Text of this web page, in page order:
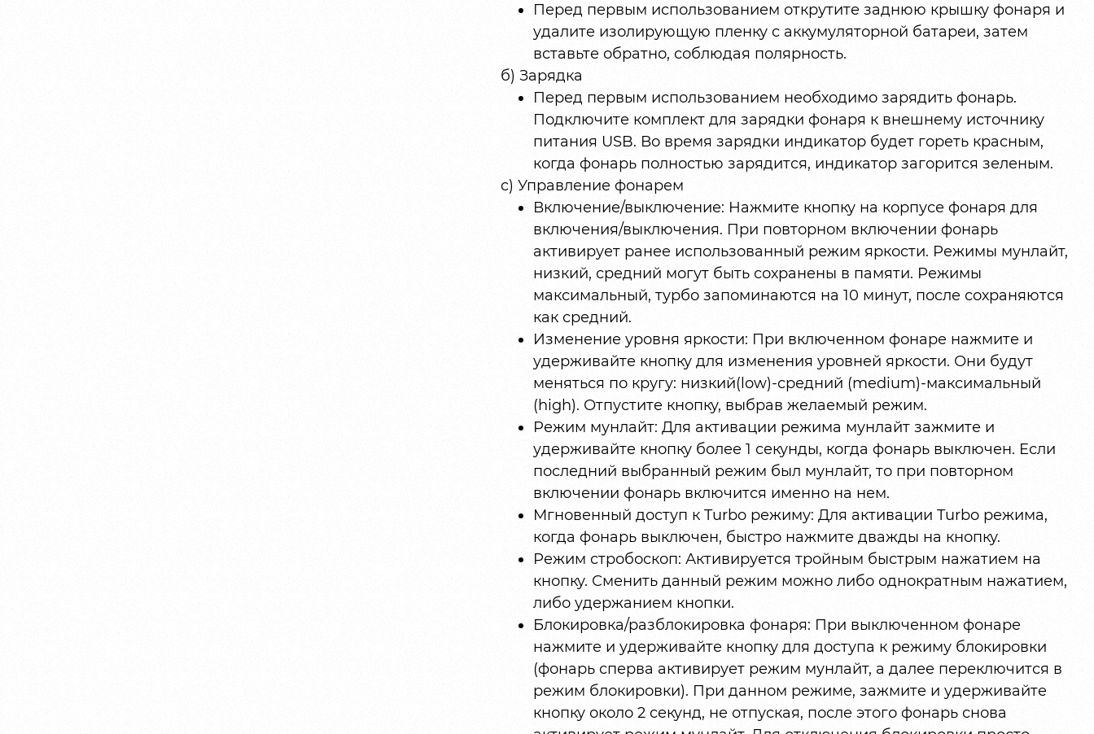
Перед первым использованием открутите заднюю крышку фонаря и
удалите изолирующую пленку с аккумуляторной батареи, затем
вставьте обратно, соблюдая полярность.
б) Зарядка
Перед первым использованием необходимо зарядить фонарь.
Подключите комплект для зарядки фонаря к внешнему источнику
питания USB. Во время зарядки индикатор будет гореть красным,
когда фонарь полностью зарядится, индикатор загорится зеленым.
c) Управление фонарем
Включение/выключение: Нажмите кнопку на корпусе фонаря для
включения/выключения. При повторном включении фонарь
активирует ранее использованный режим яркости. Режимы мунлайт,
низкий, средний могут быть сохранены в памяти. Режимы
максимальный, турбо запоминаются на 10 минут, после сохраняются
как средний.
Изменение уровня яркости: При включенном фонаре нажмите и
удерживайте кнопку для изменения уровней яркости. Они будут
меняться по кругу: низкий(low)-средний (medium)-максимальный
(high). Отпустите кнопку, выбрав желаемый режим.
Режим мунлайт: Для активации режима мунлайт зажмите и
удерживайте кнопку более 1 секунды, когда фонарь выключен. Если
последний выбранный режим был мунлайт, то при повторном
включении фонарь включится именно на нем.
Мгновенный доступ к Turbo режиму: Для активации Turbo режима,
когда фонарь выключен, быстро нажмите дважды на кнопку.
Режим стробоскоп: Активируется тройным быстрым нажатием на
кнопку. Сменить данный режим можно либо однократным нажатием,
либо удержанием кнопки.
Блокировка/разблокировка фонаря: При выключенном фонаре
нажмите и удерживайте кнопку для доступа к режиму блокировки
(фонарь сперва активирует режим мунлайт, а далее переключится в
режим блокировки). При данном режиме, зажмите и удерживайте
кнопку около 2 секунд, не отпуская, после этого фонарь снова